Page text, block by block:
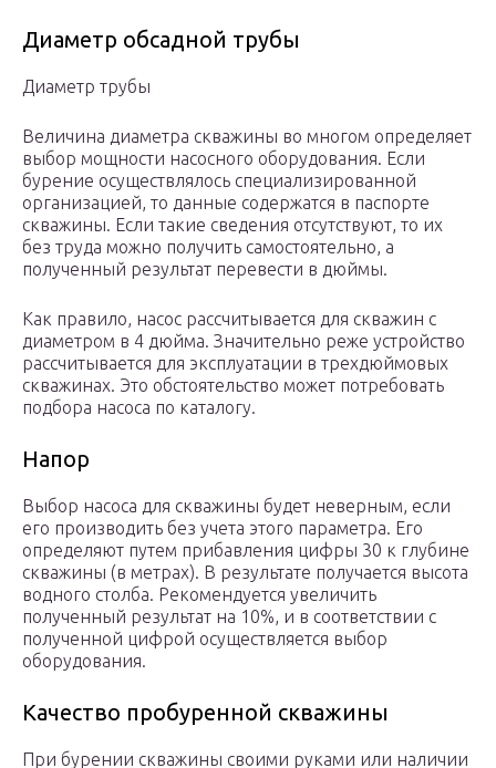
Диаметр обсадной трубы
Диаметр трубы
Величина диаметра скважины во многом определяет
выбор мощности насосного оборудования. Если
бурение осуществлялось специализированной
организацией, то данные содержатся в паспорте
скважины. Если такие сведения отсутствуют, то их
без труда можно получить самостоятельно, а
полученный результат перевести в дюймы.
Как правило, насос рассчитывается для скважин с
диаметром в 4 дюйма. Значительно реже устройство
рассчитывается для эксплуатации в трехдюймовых
скважинах. Это обстоятельство может потребовать
подбора насоса по каталогу.
Напор
Выбор насоса для скважины будет неверным, если
его производить без учета этого параметра. Его
определяют путем прибавления цифры 30 к глубине
скважины (в метрах). В результате получается высота
водного столба. Рекомендуется увеличить
полученный результат на 10%, и в соответствии с
полученной цифрой осуществляется выбор
оборудования.
Качество пробуренной скважины
При бурении скважины своими руками или наличии